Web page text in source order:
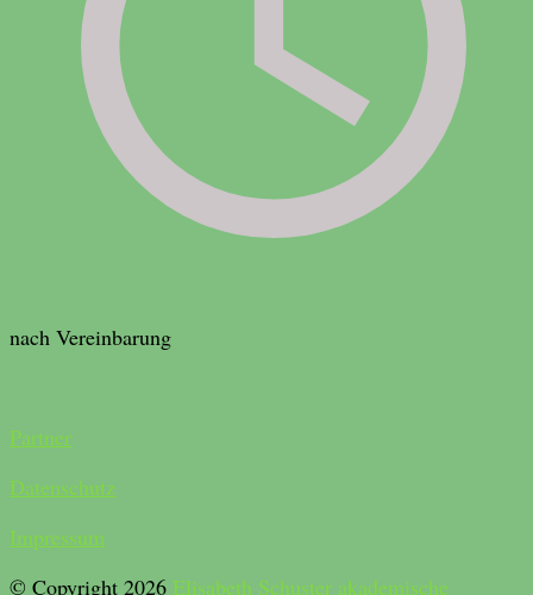
nach Vereinbarung
Partner
Datenschutz
Impressum
© Copyright 2026 Elisabeth Schuster akademische